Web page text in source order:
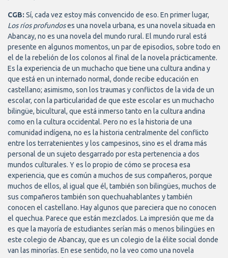
CGB: Sí, cada vez estoy más convencido de eso. En primer lugar,
Los ríos profundoses una novela urbana, es una novela situada en
Abancay, no es una novela del mundo rural. El mundo rural está
presente en algunos momentos, un par de episodios, sobre todo en
el de la rebelión de los colonos al final de la novela prácticamente.
Es la experiencia de un muchacho que tiene una cultura andina y
que está en un internado normal, donde recibe educación en
castellano; asimismo, son los traumas y conflictos de la vida de un
escolar, con la particularidad de que este escolar es un muchacho
bilingüe, bicultural, que está inmerso tanto en la cultura andina
como en la cultura occidental. Pero no es la historia de una
comunidad indígena, no es la historia centralmente del conflicto
entre los terratenientes y los campesinos, sino es el drama más
personal de un sujeto desgarrado por esta pertenencia a dos
mundos culturales. Y es lo propio de cómo se procesa esa
experiencia, que es común a muchos de sus compañeros, porque
muchos de ellos, al igual que él, también son bilingües, muchos de
sus compañeros también son quechuahablantes y también
conocen el castellano. Hay algunos que pareciera que no conocen
el quechua. Parece que están mezclados. La impresión que me da
es que la mayoría de estudiantes serían más o menos bilingües en
este colegio de Abancay, que es un colegio de la élite social donde
van las minorías. En ese sentido, no la veo como una novela